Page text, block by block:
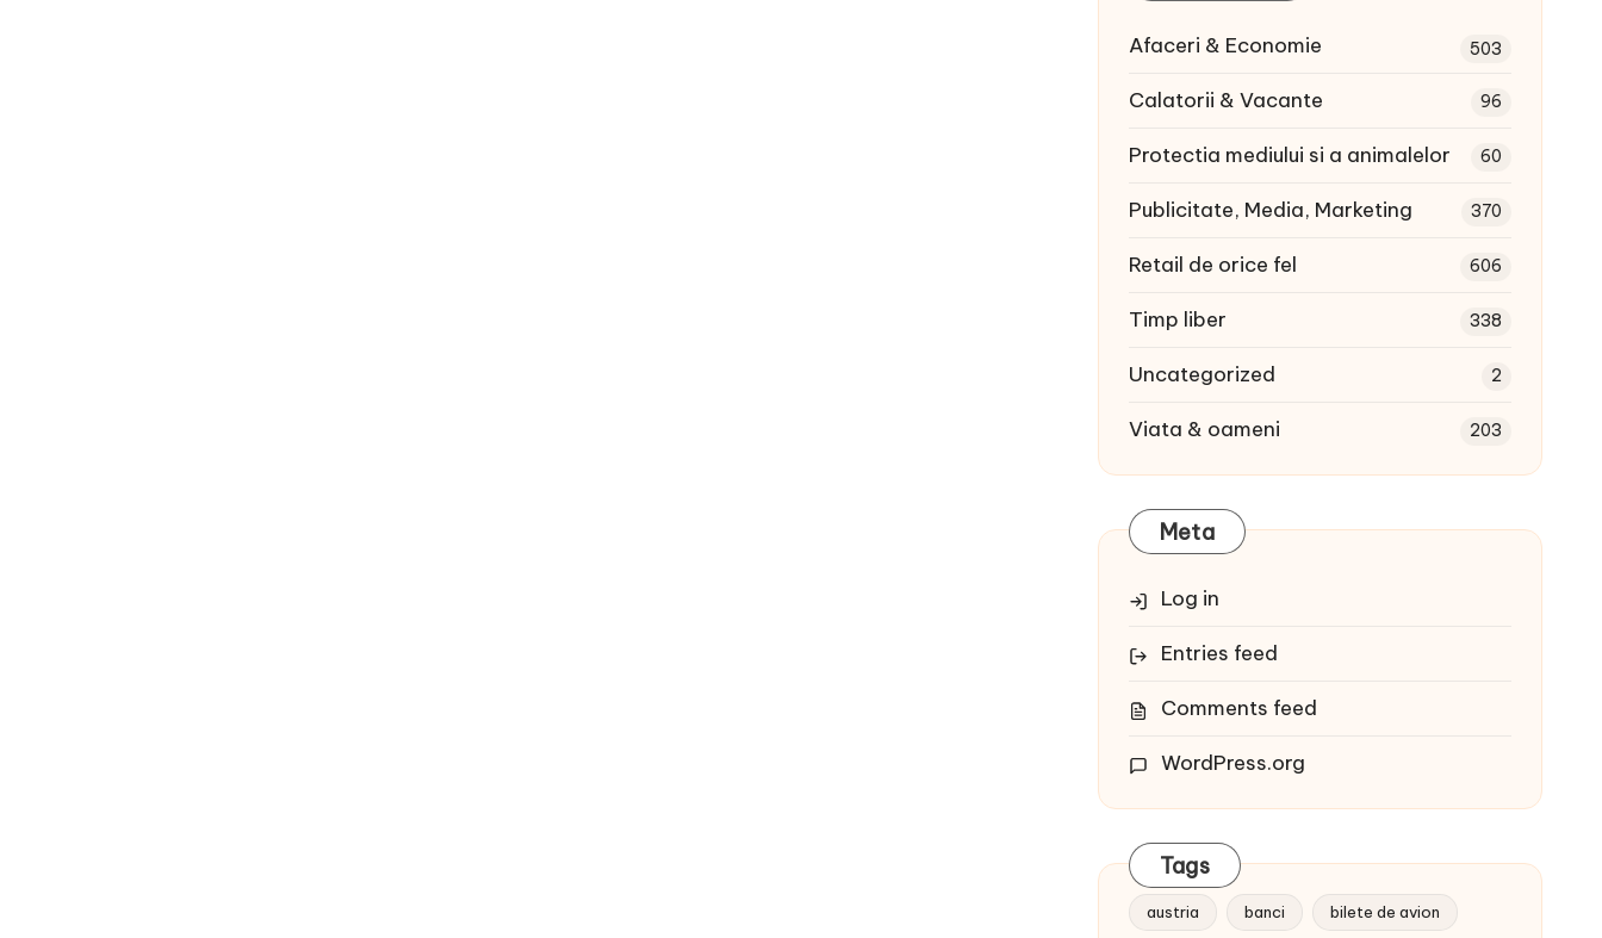
Afaceri & Economie 503
Calatorii & Vacante 96
Protectia mediului si a animalelor 60
Publicitate, Media, Marketing 370
Retail de orice fel 606
Timp liber 338
Uncategorized 2
Viata & oameni 203
Meta
Log in
Entries feed
Comments feed
WordPress.org
Tags
austria banci bilete de avion